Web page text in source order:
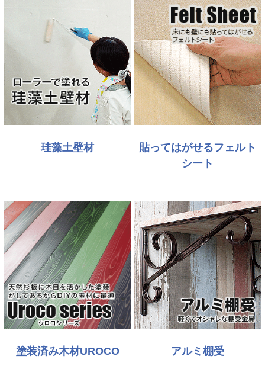
珪藻土壁材
貼ってはがせるフェルト
シート
塗装済み木材UROCO アルミ棚受